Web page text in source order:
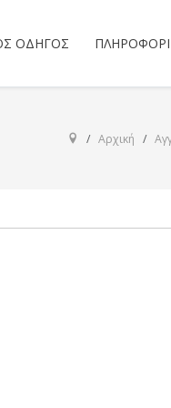
ΟΔΗΓΌΣ
Αρχική